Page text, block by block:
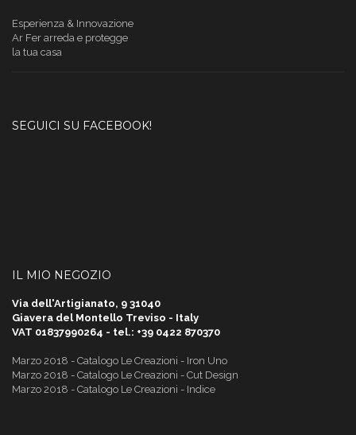
Esperienza & Innovazione
Ar Fer arreda e protegge
la tua casa
SEGUICI SU FACEBOOK!
IL MIO NEGOZIO
Via dell'Artigianato, 9 31040
Giavera del Montello Treviso - Italy
VAT 01837990264 - tel.: +39 0422 870370
Marzo 2018 - Catalogo Le Creazioni - Iron Uno
Marzo 2018 - Catalogo Le Creazioni - Cut Design
Marzo 2018 - Catalogo Le Creazioni - Indice